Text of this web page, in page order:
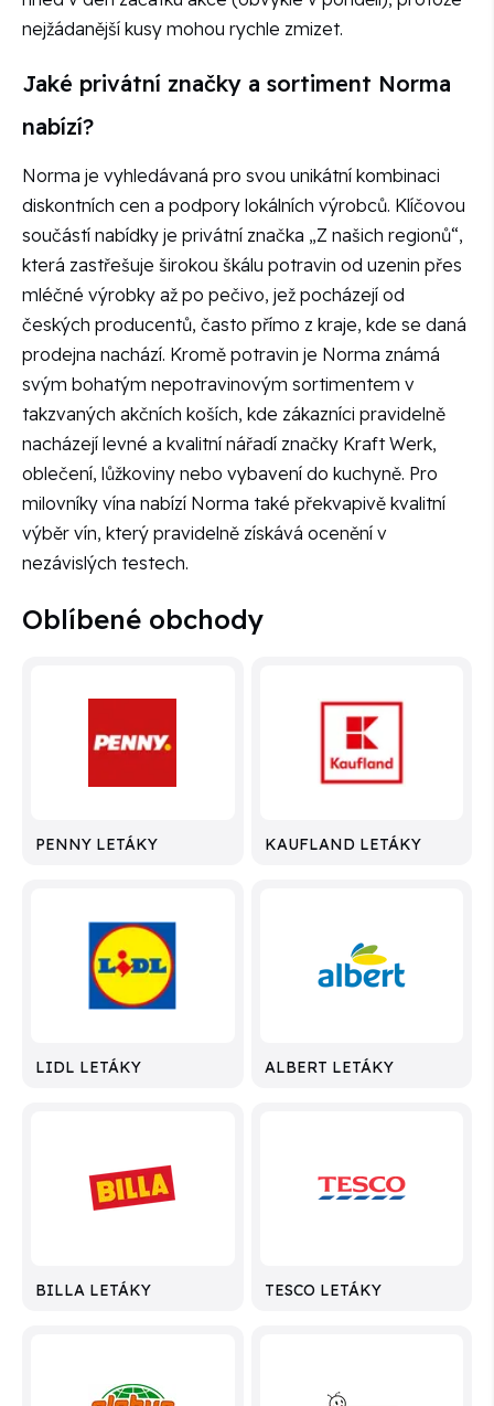
nejžádanější kusy mohou rychle zmizet.
Jaké privátní značky a sortiment Norma
nabízí?
Norma je vyhledávaná pro svou unikátní kombinaci
diskontních cen a podpory lokálních výrobců. Klíčovou
součástí nabídky je privátní značka „Z našich regionů“,
která zastřešuje širokou škálu potravin od uzenin přes
mléčné výrobky až po pečivo, jež pocházejí od
českých producentů, často přímo z kraje, kde se daná
prodejna nachází. Kromě potravin je Norma známá
svým bohatým nepotravinovým sortimentem v
takzvaných akčních koších, kde zákazníci pravidelně
nacházejí levné a kvalitní nářadí značky Kraft Werk,
oblečení, lůžkoviny nebo vybavení do kuchyně. Pro
milovníky vína nabízí Norma také překvapivě kvalitní
výběr vín, který pravidelně získává ocenění v
nezávislých testech.
Oblíbené obchody
PENNY LETÁKY KAUFLAND LETÁKY
LIDL LETÁKY ALBERT LETÁKY
BILLA LETÁKY TESCO LETÁKY